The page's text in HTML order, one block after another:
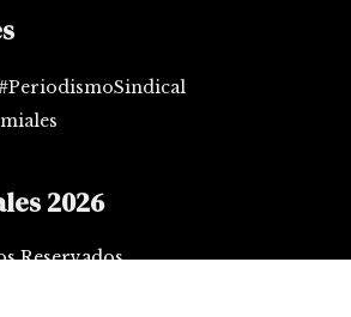
2026
Reservados